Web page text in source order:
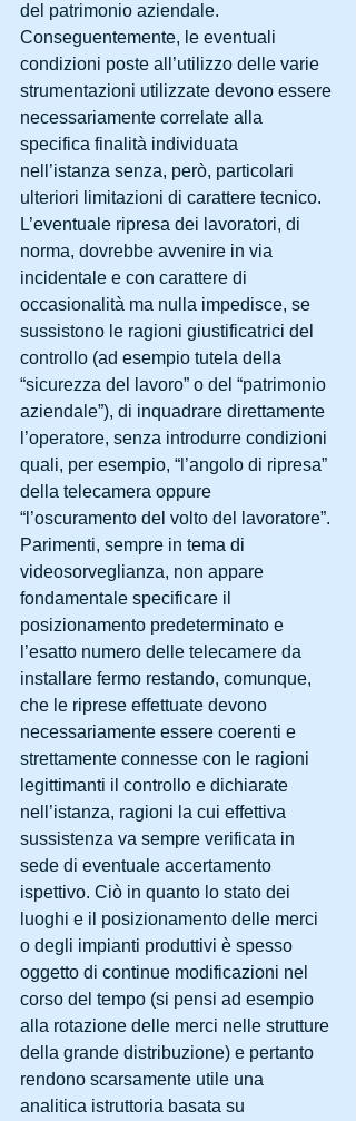
del patrimonio aziendale.
Conseguentemente, le eventuali
condizioni poste all’utilizzo delle varie
strumentazioni utilizzate devono essere
necessariamente correlate alla
specifica finalità individuata
nell’istanza senza, però, particolari
ulteriori limitazioni di carattere tecnico.
L’eventuale ripresa dei lavoratori, di
norma, dovrebbe avvenire in via
incidentale e con carattere di
occasionalità ma nulla impedisce, se
sussistono le ragioni giustificatrici del
controllo (ad esempio tutela della
“sicurezza del lavoro” o del “patrimonio
aziendale”), di inquadrare direttamente
l’operatore, senza introdurre condizioni
quali, per esempio, “l’angolo di ripresa”
della telecamera oppure
“l’oscuramento del volto del lavoratore”.
Parimenti, sempre in tema di
videosorveglianza, non appare
fondamentale specificare il
posizionamento predeterminato e
l’esatto numero delle telecamere da
installare fermo restando, comunque,
che le riprese effettuate devono
necessariamente essere coerenti e
strettamente connesse con le ragioni
legittimanti il controllo e dichiarate
nell’istanza, ragioni la cui effettiva
sussistenza va sempre verificata in
sede di eventuale accertamento
ispettivo. Ciò in quanto lo stato dei
luoghi e il posizionamento delle merci
o degli impianti produttivi è spesso
oggetto di continue modificazioni nel
corso del tempo (si pensi ad esempio
alla rotazione delle merci nelle strutture
della grande distribuzione) e pertanto
rendono scarsamente utile una
analitica istruttoria basata su